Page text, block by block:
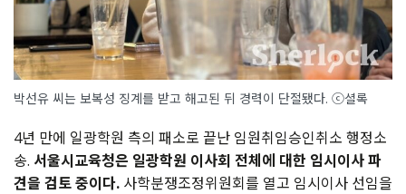
박선유 씨는 보복성 징계를 받고 해고된 뒤 경력이 단절됐다. ⓒ셜록
4년 만에 일광학원 측의 패소로 끝난 임원취임승인취소 행정소
송. 서울시교육청은 일광학원 이사회 전체에 대한 임시이사 파
견을 검토 중이다. 사학분쟁조정위원회를 열고 임시이사 선임을